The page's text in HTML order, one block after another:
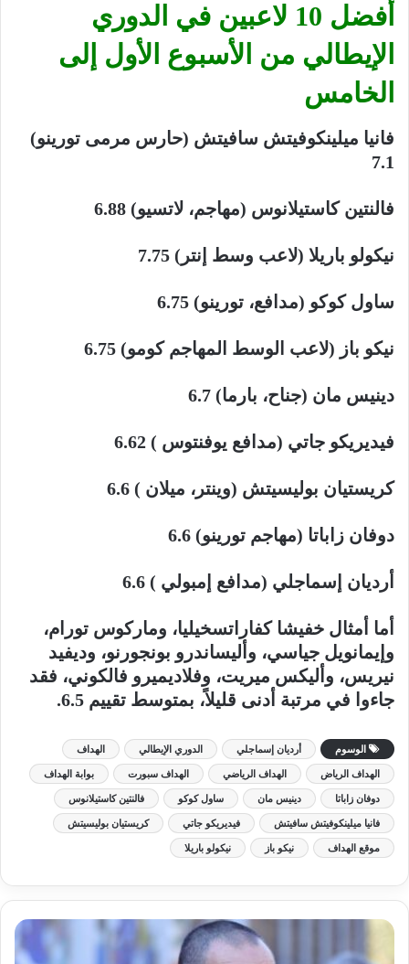
أفضل 10 لاعبين في الدوري
الإيطالي من الأسبوع الأول إلى
الخامس
فانيا ميلينكوفيتش سافيتش (حارس مرمى تورينو)
7.1
فالنتين كاستيلانوس (مهاجم، لاتسيو) 6.88
نيكولو باريلا (لاعب وسط إنتر) 7.75
ساول كوكو (مدافع، تورينو) 6.75
نيكو باز (لاعب الوسط المهاجم كومو) 6.75
دينيس مان (جناح، بارما) 6.7
فيديريكو جاتي (مدافع يوفنتوس ) 6.62
كريستيان بوليسيتش (وينتر، ميلان ) 6.6
دوفان زاباتا (مهاجم تورينو) 6.6
أرديان إسماجلي (مدافع إمبولي ) 6.6
أما أمثال خفيشا كفاراتسخيليا، وماركوس تورام،
وإيمانويل جياسي، وأليساندرو بونجورنو، وديفيد
نيريس، وأليكس ميريت، وفلاديميرو فالكوني، فقد
جاءوا في مرتبة أدنى قليلاً، بمتوسط ​​تقييم 6.5.
الوسوم أرديان إسماجلي الدوري الإيطالي الهداف
الهداف الرياض الهداف الرياضي الهداف سبورت بوابة الهداف
دوفان زاباتا دينيس مان ساول كوكو فالنتين كاستيلانوس
فانيا ميلينكوفيتش سافيتش فيديريكو جاتي كريستيان بوليسيتش
موقع الهداف نيكو باز نيكولو باريلا